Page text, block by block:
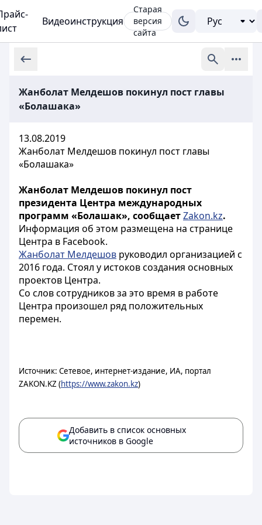
Видеоинструкция
Старая
версия
сайта
Жанболат Мелдешов покинул пост главы
«Болашака»
13.08.2019
Жанболат Мелдешов покинул пост главы
«Болашака»
Жанболат Мелдешов покинул пост
президента Центра международных
программ «Болашак», сообщаетZakon.kz.
Информация об этом размещена на странице
Центра в Facebook.
Жанболат Мелдешов руководил организацией с
2016 года. Стоял у истоков создания основных
проектов Центра.
Со слов сотрудников за это время в работе
Центра произошел ряд положительных
перемен.
Источник: Сетевое, интернет-издание, ИА, портал
ZAKON.KZ (https://www.zakon.kz)
Добавить в список основных
источников в Google